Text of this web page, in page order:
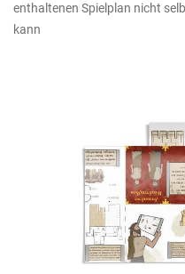
enthaltenen Spielplan nicht
kann